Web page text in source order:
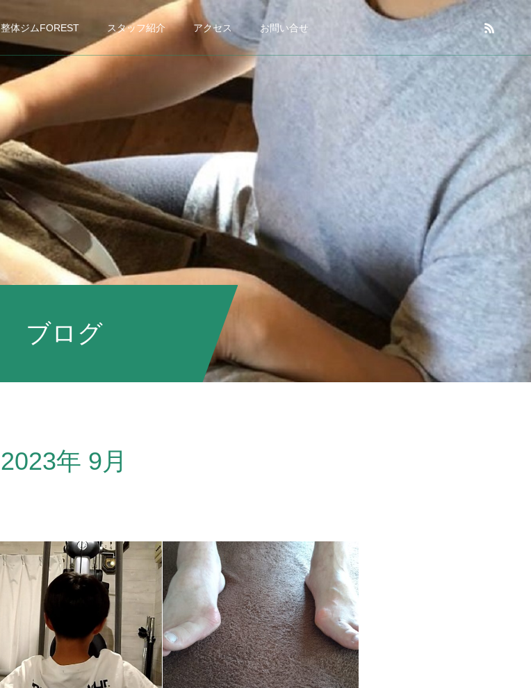
整体ジムFOREST スタッフ紹介 アクセス お問い合せ
ブログ
2023年 9月